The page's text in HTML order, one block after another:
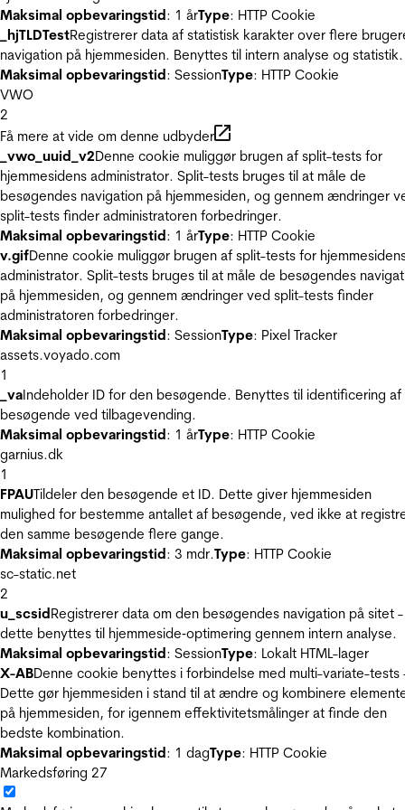
Maksimal opbevaringstid: 1 årType: HTTP Cookie
_hjTLDTestRegistrerer data af statistisk karakter over flere
navigation på hjemmesiden. Benyttes til intern analyse og statistik.
Maksimal opbevaringstid: SessionType: HTTP Cookie
VWO
2
Få mere at vide om denne udbyder
_vwo_uuid_v2Denne cookie muliggør brugen af split-tests for
hjemmesidens administrator. Split-tests bruges til at måle de
besøgendes navigation på hjemmesiden, og gennem ændringer
split-tests finder administratoren forbedringer.
Maksimal opbevaringstid: 1 årType: HTTP Cookie
v.gifDenne cookie muliggør brugen af split-tests for
administrator. Split-tests bruges til at måle de besøgendes
på hjemmesiden, og gennem ændringer ved split-tests finder
administratoren forbedringer.
Maksimal opbevaringstid: SessionType: Pixel Tracker
assets.voyado.com
1
_vaIndeholder ID for den besøgende. Benyttes til identificering af
besøgende ved tilbagevending.
Maksimal opbevaringstid: 1 årType: HTTP Cookie
garnius.dk
1
FPAUTildeler den besøgende et ID. Dette giver hjemmesiden
mulighed for bestemme antallet af besøgende, ved ikke at
den samme besøgende flere gange.
Maksimal opbevaringstid: 3 mdr.Type: HTTP Cookie
sc-static.net
2
u_scsidRegistrerer data om den besøgendes navigation på sitet -
dette benyttes til hjemmeside‐optimering gennem intern analyse.
Maksimal opbevaringstid: SessionType: Lokalt HTML-lager
X-ABDenne cookie benyttes i forbindelse med multi-variate-tests
Dette gør hjemmesiden i stand til at ændre og kombinere
på hjemmesiden, for igennem effektivitetsmålinger at finde den
bedste kombination.
Maksimal opbevaringstid: 1 dagType: HTTP Cookie
Markedsføring 27